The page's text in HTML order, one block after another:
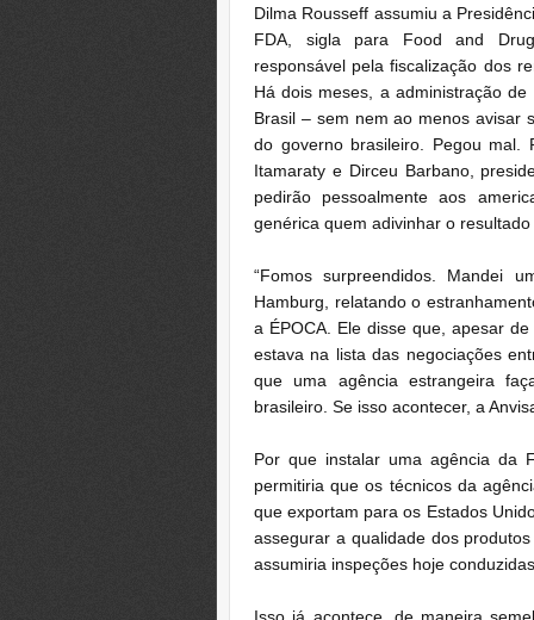
Dilma Rousseff assumiu a
FDA, sigla para Food and
responsável pela fiscalização dos
Há dois meses, a administração
Brasil – sem nem ao menos avisar
do governo brasileiro. Pegou mal.
Itamaraty e Dirceu Barbano,
pedirão pessoalmente aos
genérica quem adivinhar o
“Fomos surpreendidos. Mandei
Hamburg, relatando o
a ÉPOCA. Ele disse que, apesar
estava na lista das negociações
que uma agência estrangeira
brasileiro. Se isso acontecer, a
Por que instalar uma agência da
permitiria que os técnicos da
que exportam para os Estados
assegurar a qualidade dos
assumiria inspeções hoje
Isso já acontece, de maneira